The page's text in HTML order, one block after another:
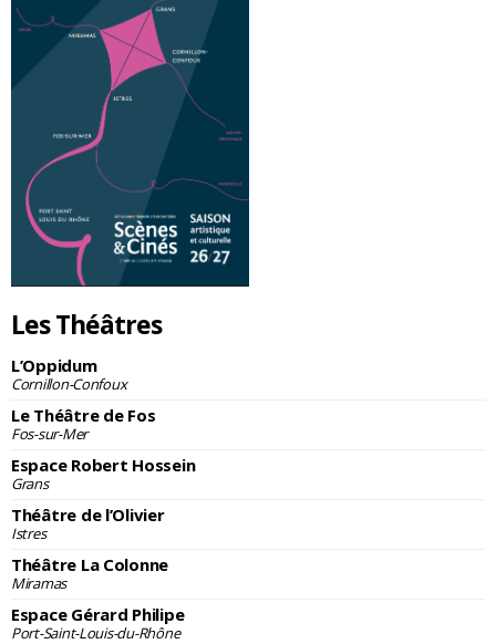
Les Théâtres
L’Oppidum
Cornillon-Confoux
Le Théâtre de Fos
Fos-sur-Mer
Espace Robert Hossein
Grans
Théâtre de l’Olivier
Istres
Théâtre La Colonne
Miramas
Espace Gérard Philipe
Port-Saint-Louis-du-Rhône